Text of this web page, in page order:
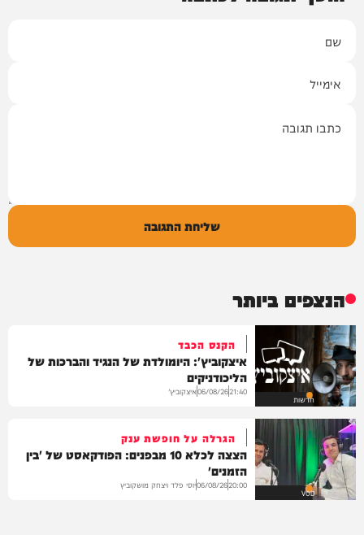
שליחת התגובה
הנצפים ביותר
חדשות
הקנס הכבד
איצקוביץ': היומולדת של הנגיד והברכות של
הליכודניקים
21:40
06/08/26איצקוביץ'
VOD
הגרלה על חופשת ענק
הצצה לכלא 10 מבפנים: הפודקאסט של 'בין
הזמנים'
20:00
06/08/26יוסי פלד ויצחק מושקוביץ